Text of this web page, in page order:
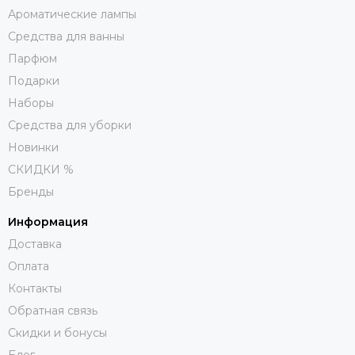
корица дарит ощущение уюта и чувства безопасности;
пачули создают интимную атмосферу;
кофе заряжает позитивом.
Затрудняетесь? Свяжитесь с нами. Наши консультанты
знают всё об ароматах, нотах, сочетаниях и дадут
хороший совет.
Ароматические лампы
Средства для ванны
Парфюм
Подарки
Наборы
Средства для уборки
Новинки
СКИДКИ %
Бренды
Информация
Доставка
Оплата
Контакты
Обратная связь
Скидки и бонусы